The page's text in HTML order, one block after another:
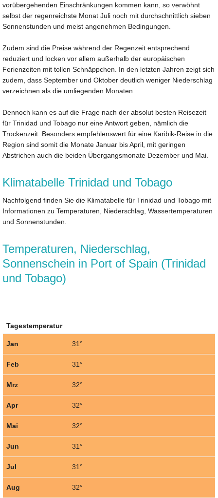
vorübergehenden Einschränkungen kommen kann, so verwöhnt
selbst der regenreichste Monat Juli noch mit durchschnittlich sieben
Sonnenstunden und meist angenehmen Bedingungen.
Zudem sind die Preise während der Regenzeit entsprechend
reduziert und locken vor allem außerhalb der europäischen
Ferienzeiten mit tollen Schnäppchen. In den letzten Jahren zeigt sich
zudem, dass September und Oktober deutlich weniger Niederschlag
verzeichnen als die umliegenden Monaten.
Dennoch kann es auf die Frage nach der absolut besten Reisezeit
für Trinidad und Tobago nur eine Antwort geben, nämlich die
Trockenzeit. Besonders empfehlenswert für eine Karibik-Reise in die
Region sind somit die Monate Januar bis April, mit geringen
Abstrichen auch die beiden Übergangsmonate Dezember und Mai.
Klimatabelle Trinidad und Tobago
Nachfolgend finden Sie die Klimatabelle für Trinidad und Tobago mit
Informationen zu Temperaturen, Niederschlag, Wassertemperaturen
und Sonnenstunden.
Temperaturen, Niederschlag,
Sonnenschein in Port of Spain (Trinidad
und Tobago)
Tagestemperatur
Jan 31°
Feb 31°
Mrz 32°
Apr 32°
Mai 32°
Jun 31°
Jul 31°
Aug 32°